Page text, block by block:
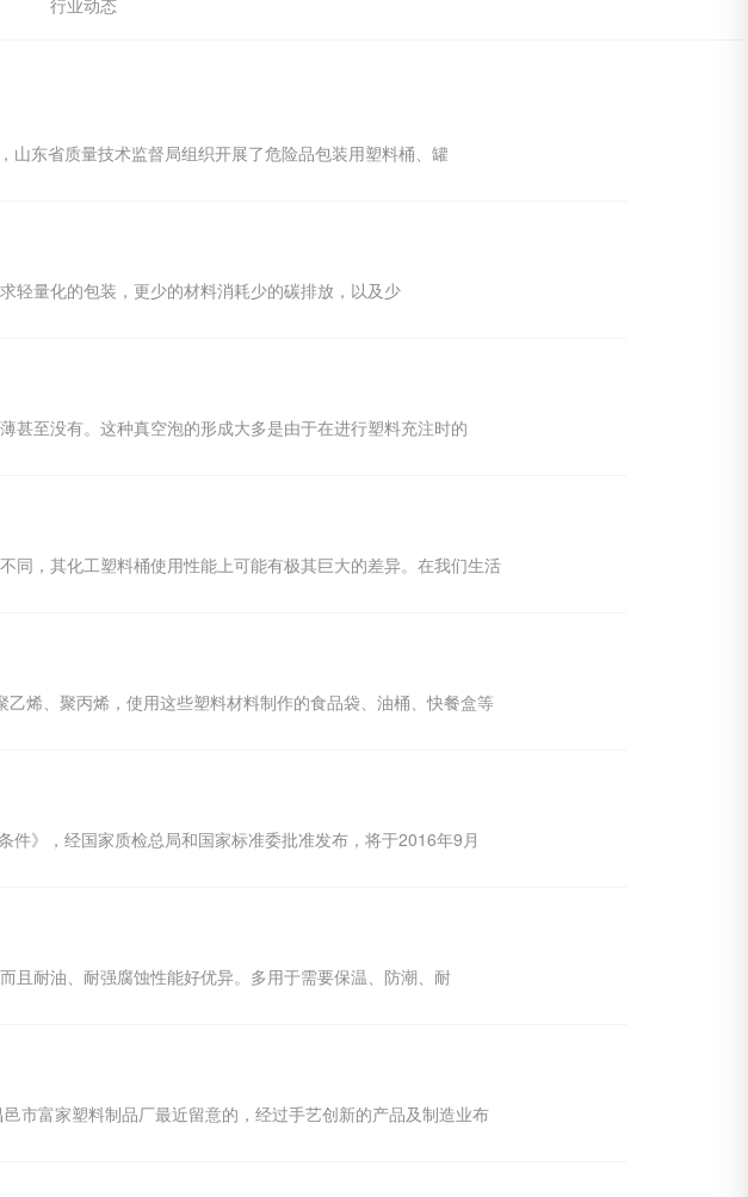
行业动态
东省质量技术监督局组织开展了危险品包装用塑料桶、罐
轻量化的包装，更少的材料消耗少的碳排放，以及少
甚至没有。这种真空泡的形成大多是由于在进行塑料充注时的
同，其化工塑料桶使用性能上可能有极其巨大的差异。在我们生活
、聚丙烯，使用这些塑料材料制作的食品袋、油桶、快餐盒等
》，经国家质检总局和国家标准委批准发布，将于2016年9月
且耐油、耐强腐蚀性能好优异。多用于需要保温、防潮、耐
市富家塑料制品厂最近留意的，经过手艺创新的产品及制造业布